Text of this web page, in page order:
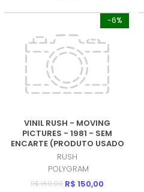
-6%
VINIL RUSH - MOVING
PICTURES - 1981 - SEM
ENCARTE (PRODUTO USADO
- BOM)
RUSH
POLYGRAM
R$ 160,00 R$ 150,00